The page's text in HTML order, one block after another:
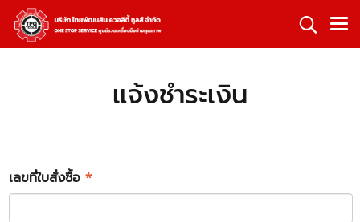
แจ้งชำระเงิน
เลขที่ใบสั่งซื้อ *